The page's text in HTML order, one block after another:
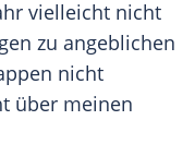
vielleicht nicht
zu angeblichen
nicht
über meinen